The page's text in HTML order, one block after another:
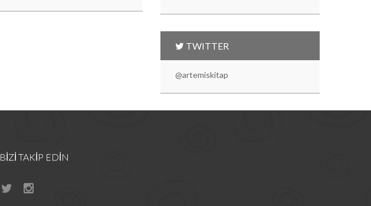
TWITTER
@artemiskitap
BIZI TAKIP EDIN